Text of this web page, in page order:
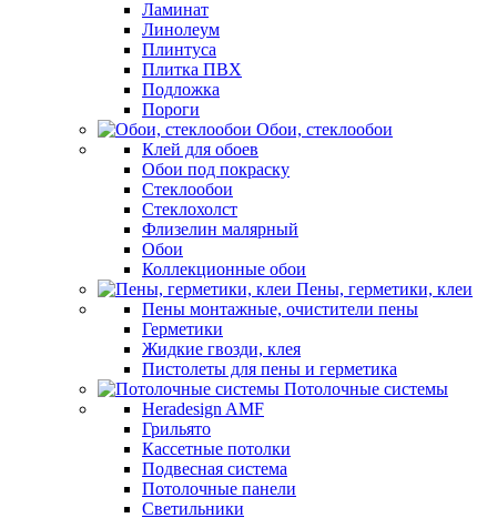
Ламинат
Линолеум
Плинтуса
Плитка ПВХ
Подложка
Пороги
Обои, стеклообои
Клей для обоев
Обои под покраску
Стеклообои
Стеклохолст
Флизелин малярный
Обои
Коллекционные обои
Пены, герметики, клеи
Пены монтажные, очистители пены
Герметики
Жидкие гвозди, клея
Пистолеты для пены и герметика
Потолочные системы
Heradesign AMF
Грильято
Кассетные потолки
Подвесная система
Потолочные панели
Светильники